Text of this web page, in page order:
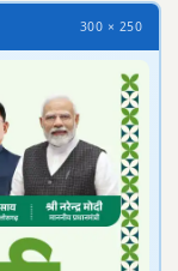
300 × 250